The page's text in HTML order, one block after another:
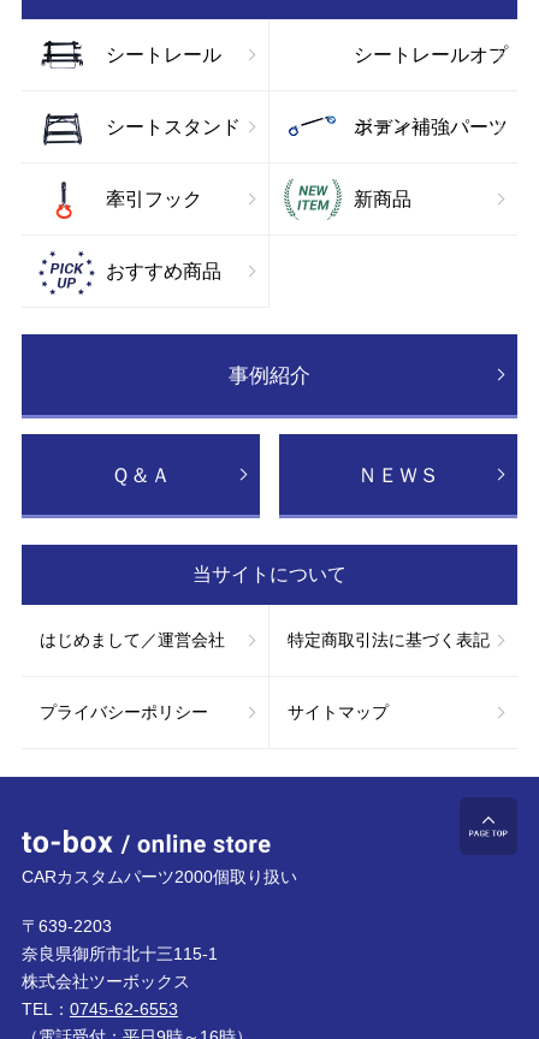
シートレール シートレールオプ
ション
シートスタンド ボディ補強パーツ
牽引フック 新商品
おすすめ商品
事例紹介
Ｑ＆Ａ ＮＥＷＳ
当サイトについて
はじめまして／運営会社 特定商取引法に基づく表記
プライバシーポリシー サイトマップ
to-box online store
CARカスタムパーツ2000個取り扱い
〒639-2203
奈良県御所市北十三115-1
株式会社ツーボックス
TEL： 0745-62-6553